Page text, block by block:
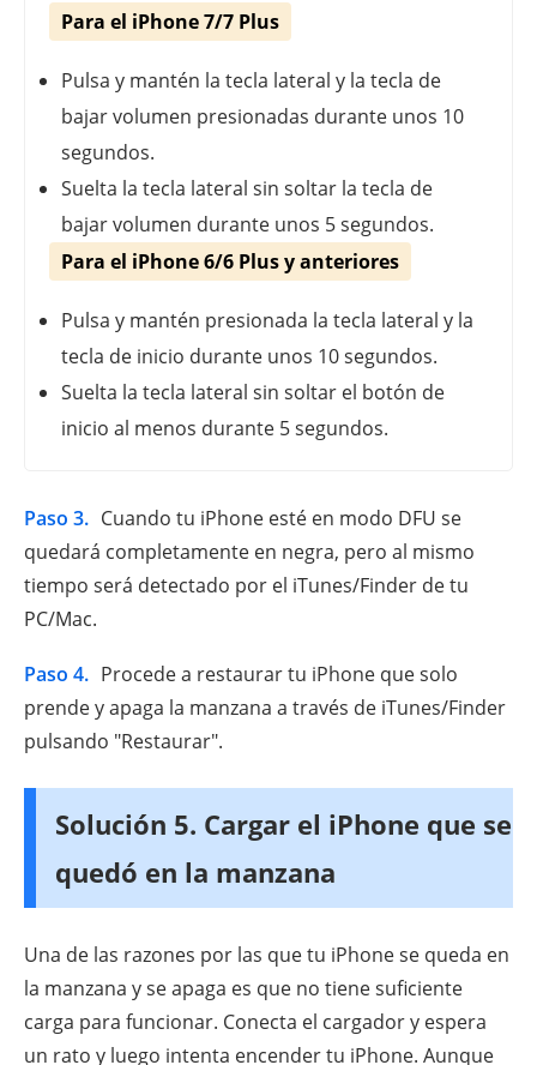
Para el iPhone 7/7 Plus
Pulsa y mantén la tecla lateral y la tecla de
bajar volumen presionadas durante unos 10
segundos.
Suelta la tecla lateral sin soltar la tecla de
bajar volumen durante unos 5 segundos.
Para el iPhone 6/6 Plus y anteriores
Pulsa y mantén presionada la tecla lateral y la
tecla de inicio durante unos 10 segundos.
Suelta la tecla lateral sin soltar el botón de
inicio al menos durante 5 segundos.
Paso 3. Cuando tu iPhone esté en modo DFU se
quedará completamente en negra, pero al mismo
tiempo será detectado por el iTunes/Finder de tu
PC/Mac.
Paso 4. Procede a restaurar tu iPhone que solo
prende y apaga la manzana a través de iTunes/Finder
pulsando "Restaurar".
Solución 5. Cargar el iPhone que se
quedó en la manzana
Una de las razones por las que tu iPhone se queda en
la manzana y se apaga es que no tiene suficiente
carga para funcionar. Conecta el cargador y espera
un rato y luego intenta encender tu iPhone. Aunque